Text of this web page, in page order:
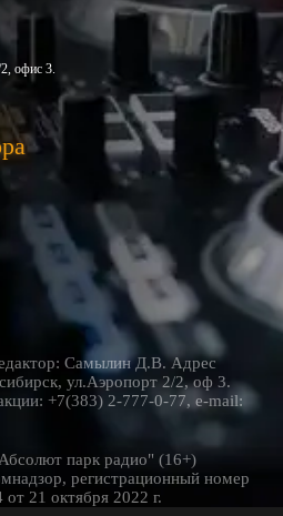
офис 3.
Самылин Д.В. Адрес
ул.Аэропорт 2/2, оф 3.
+7(383) 2-777-0-77, e-mail:
парк радио" (16+)
регистрационный номер
21 октября 2022 г.